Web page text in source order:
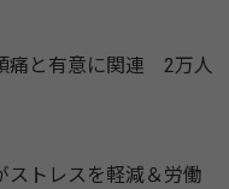
痛と有意に関連 2万人
ストレスを軽減＆労働